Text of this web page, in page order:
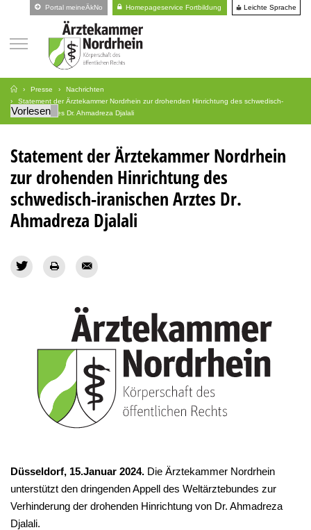
Portal meineÄkNo Homepageservice Fortbildung Leichte Sprache
Presse
Nachrichten
Statement der Ärztekammer Nordrhein zur drohenden Hinrichtung des schwedisch-
iranischen Arztes Dr. Ahmadreza Djalali
Vorlesen
Statement der Ärztekammer Nordrhein
zur drohenden Hinrichtung des
schwedisch-iranischen Arztes Dr.
Ahmadreza Djalali
Düsseldorf, 15.Januar 2024. Die Ärztekammer Nordrhein
unterstützt den dringenden Appell des Weltärztebundes zur
Verhinderung der drohenden Hinrichtung von Dr. Ahmadreza
Djalali.